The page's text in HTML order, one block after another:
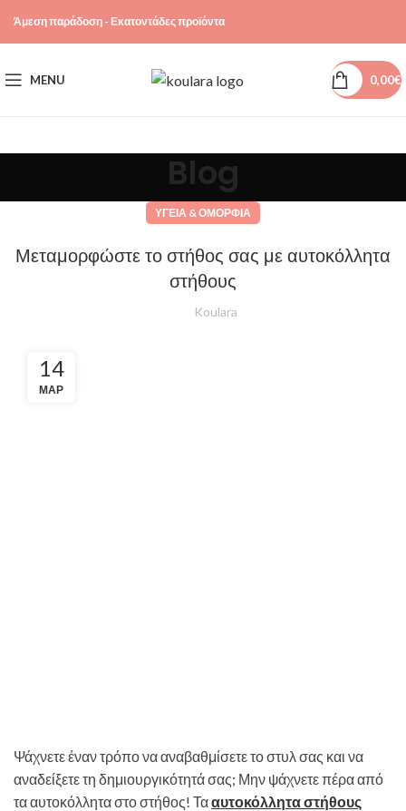
Άμεση παράδοση - Εκατοντάδες προϊόντα
MENU 0,00€
Blog
ΥΓΕΊΑ & ΟΜΟΡΦΙΆ
Μεταμορφώστε το στήθος σας με αυτοκόλλητα
στήθους
Koulara
14
ΜΑΡ
Ψάχνετε έναν τρόπο να αναβαθμίσετε το στυλ σας και να
αναδείξετε τη δημιουργικότητά σας; Μην ψάχνετε πέρα ​​από
τα αυτοκόλλητα στο στήθος! Τααυτοκόλλητα στήθους